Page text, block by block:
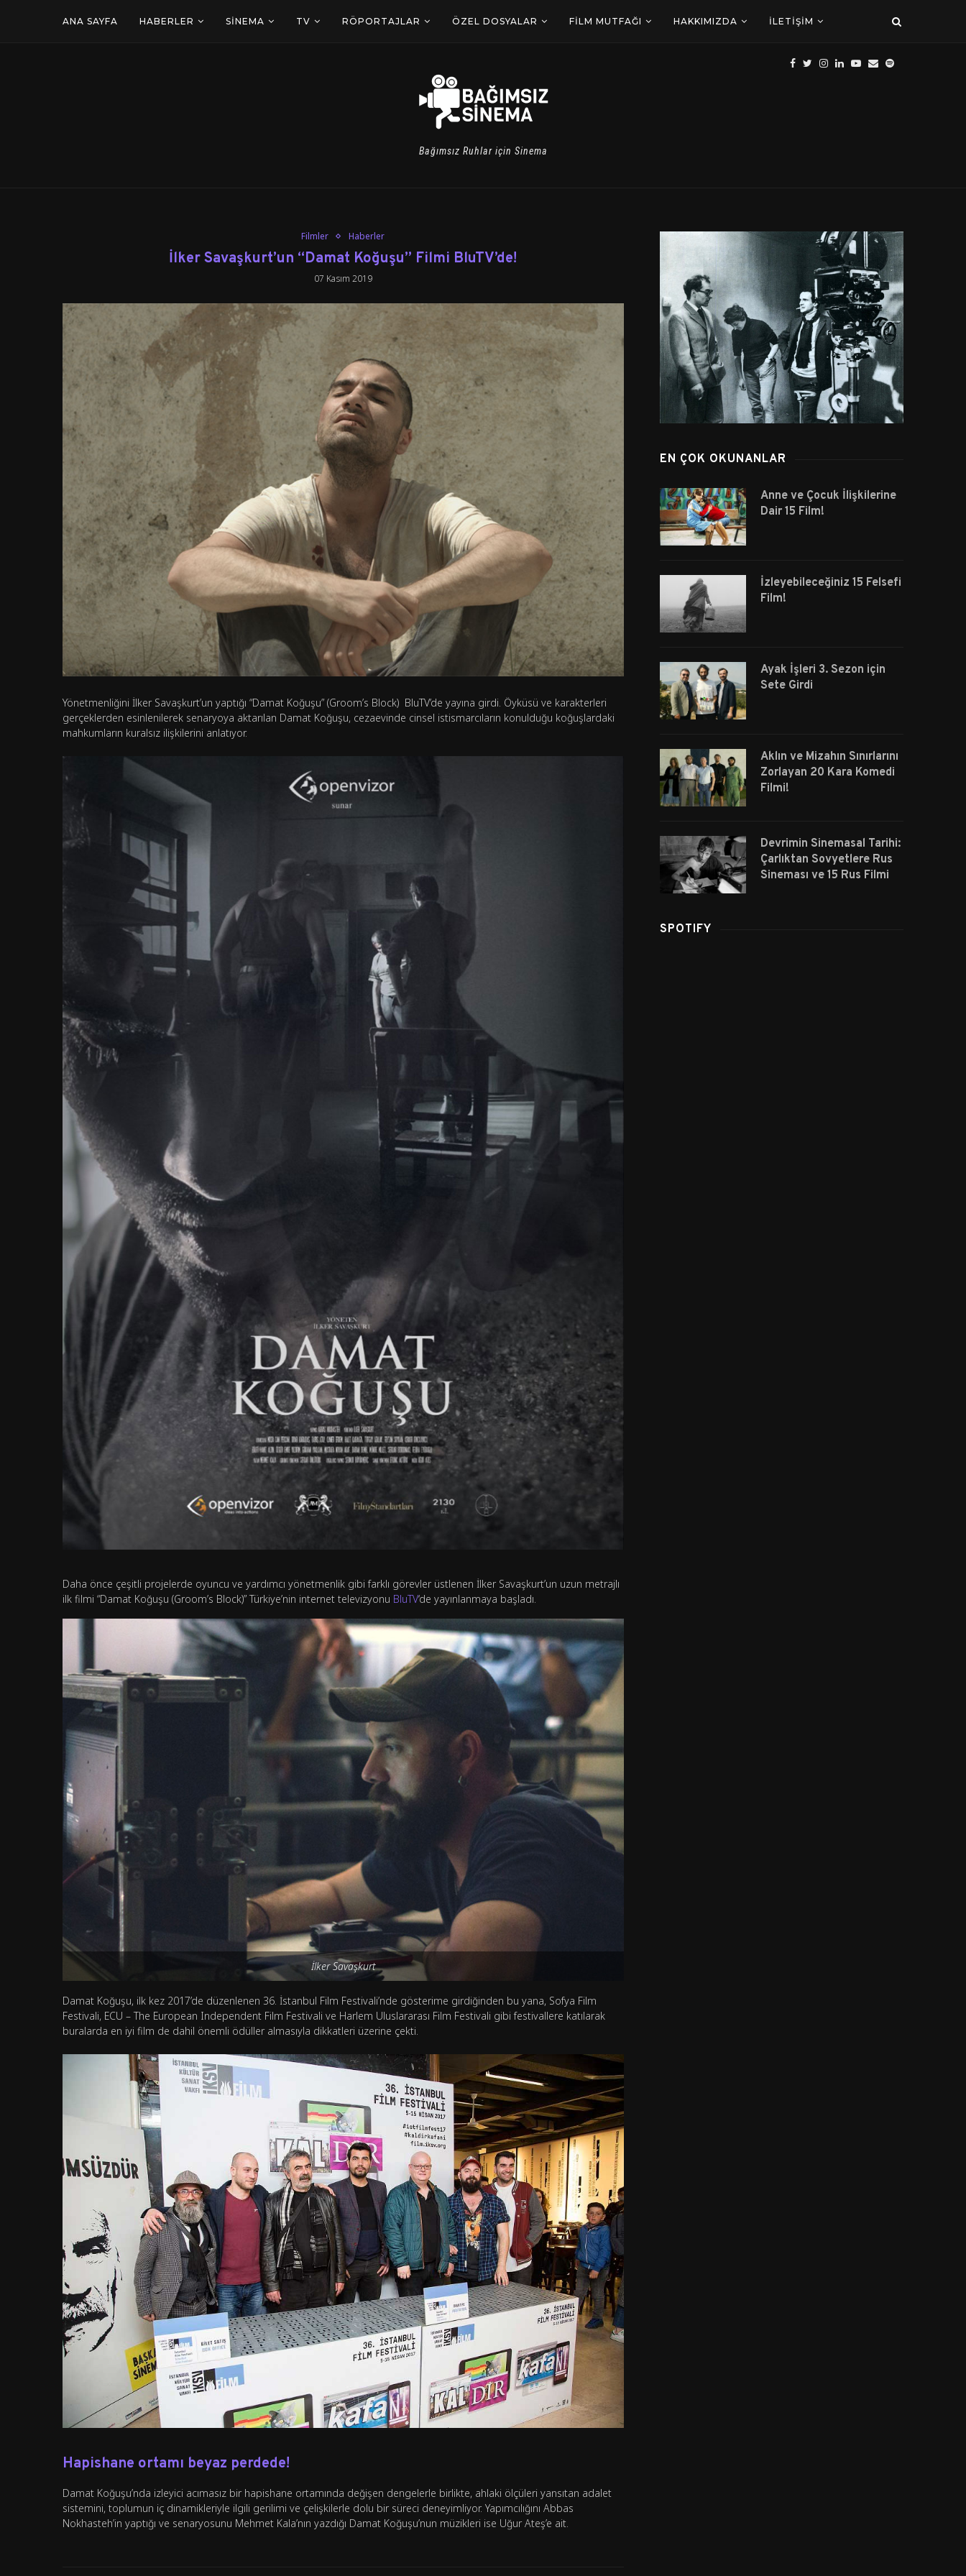
ANA SAYFA HABERLER SINEMA TV RÖPORTAJLAR ÖZEL DOSYALAR FILM MUTFAĞI HAKKIMIZDA İLETIŞIM
Bağımsız Ruhlar için Sinema
Filmler Haberler
İlker Savaşkurt’un “Damat Koğuşu” Filmi BluTV’de!
07 Kasım 2019
Yönetmenliğini İlker Savaşkurt’un yaptığı “Damat Koğuşu” (Groom’s Block) BluTV’de yayına girdi. Öyküsü ve karakterleri
gerçeklerden esinlenilerek senaryoya aktarılan Damat Koğuşu, cezaevinde cinsel istismarcıların konulduğu koğuşlardaki
mahkumların kuralsız ilişkilerini anlatıyor.
Daha önce çeşitli projelerde oyuncu ve yardımcı yönetmenlik gibi farklı görevler üstlenen İlker Savaşkurt’un uzun metrajlı
ilk filmi “Damat Koğuşu (Groom’s Block)” Türkiye’nin internet televizyonu BluTV‘de yayınlanmaya başladı.
İlker Savaşkurt
Damat Koğuşu, ilk kez 2017’de düzenlenen 36. İstanbul Film Festivali’nde gösterime girdiğinden bu yana, Sofya Film
Festivali, ECU – The European Independent Film Festivali ve Harlem Uluslararası Film Festivali gibi festivallere katılarak
buralarda en iyi film de dahil önemli ödüller almasıyla dikkatleri üzerine çekti.
Hapishane ortamı beyaz perdede!
Damat Koğuşu’nda izleyici acımasız bir hapishane ortamında değişen dengelerle birlikte, ahlaki ölçüleri yansıtan adalet
sistemini, toplumun iç dinamikleriyle ilgili gerilimi ve çelişkilerle dolu bir süreci deneyimliyor. Yapımcılığını Abbas
Nokhasteh’in yaptığı ve senaryosunu Mehmet Kala’nın yazdığı Damat Koğuşu’nun müzikleri ise Uğur Ateş’e ait.
EN ÇOK OKUNANLAR
Anne ve Çocuk İlişkilerine
Dair 15 Film!
İzleyebileceğiniz 15 Felsefi
Film!
Ayak İşleri 3. Sezon için
Sete Girdi
Aklın ve Mizahın Sınırlarını
Zorlayan 20 Kara Komedi
Filmi!
Devrimin Sinemasal Tarihi:
Çarlıktan Sovyetlere Rus
Sineması ve 15 Rus Filmi
SPOTIFY